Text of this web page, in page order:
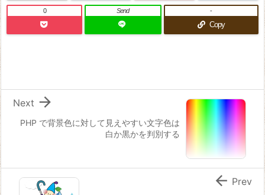
0 Send
Copy
-
PHP で背景色に対して見えやすい文字色は
白か黒かを判別する

Next
 Prev